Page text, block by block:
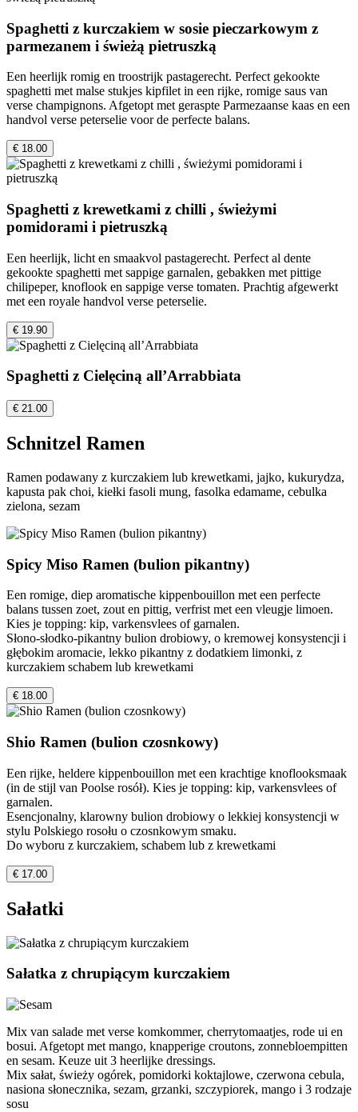
Spaghetti z kurczakiem w sosie pieczarkowym z
parmezanem i świeżą pietruszką
Een heerlijk romig en troostrijk pastagerecht. Perfect gekookte
spaghetti met malse stukjes kipfilet in een rijke, romige saus van
verse champignons. Afgetopt met geraspte Parmezaanse kaas en een
handvol verse peterselie voor de perfecte balans.
€ 18.00
Spaghetti z krewetkami z chilli , świeżymi
pomidorami i pietruszką
Een heerlijk, licht en smaakvol pastagerecht. Perfect al dente
gekookte spaghetti met sappige garnalen, gebakken met pittige
chilipeper, knoflook en sappige verse tomaten. Prachtig afgewerkt
met een royale handvol verse peterselie.
€ 19.90
Spaghetti z Cielęciną all’Arrabbiata
€ 21.00
Schnitzel Ramen
Ramen podawany z kurczakiem lub krewetkami, jajko, kukurydza,
kapusta pak choi, kiełki fasoli mung, fasolka edamame, cebulka
zielona, sezam
Spicy Miso Ramen (bulion pikantny)
Een romige, diep aromatische kippenbouillon met een perfecte
balans tussen zoet, zout en pittig, verfrist met een vleugje limoen.
Kies je topping: kip, varkensvlees of garnalen.
Słono-słodko-pikantny bulion drobiowy, o kremowej konsystencji i
głębokim aromacie, lekko pikantny z dodatkiem limonki, z
kurczakiem schabem lub krewetkami
€ 18.00
Shio Ramen (bulion czosnkowy)
Een rijke, heldere kippenbouillon met een krachtige knoflooksmaak
(in de stijl van Poolse rosół). Kies je topping: kip, varkensvlees of
garnalen.
Esencjonalny, klarowny bulion drobiowy o lekkiej konsystencji w
stylu Polskiego rosołu o czosnkowym smaku.
Do wyboru z kurczakiem, schabem lub z krewetkami
€ 17.00
Sałatki
Sałatka z chrupiącym kurczakiem
Mix van salade met verse komkommer, cherrytomaatjes, rode ui en
bosui. Afgetopt met mango, knapperige croutons, zonnebloempitten
en sesam. Keuze uit 3 heerlijke dressings.
Mix sałat, świeży ogórek, pomidorki koktajlowe, czerwona cebula,
nasiona słonecznika, sezam, grzanki, szczypiorek, mango i 3 rodzaje
sosu